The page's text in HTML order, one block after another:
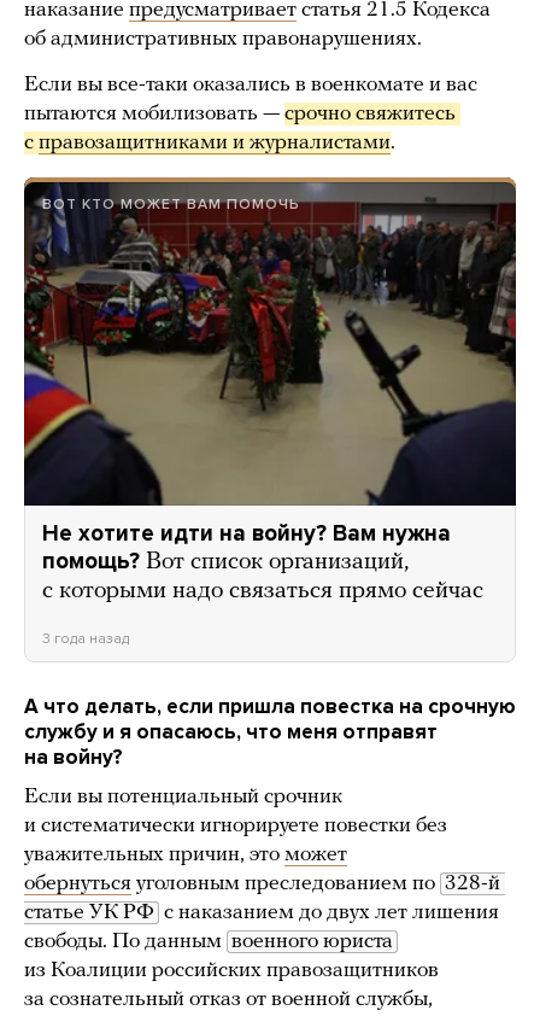
наказание предусматривает статья 21.5 Кодекса
об административных правонарушениях.
Если вы все-таки оказались в военкомате и вас
пытаются мобилизовать — срочно свяжитесь
с правозащитниками и журналистами.
ВОТ КТО МОЖЕТ ВАМ ПОМОЧЬ
Не хотите идти на войну? Вам нужна
помощь? Вот список организаций,
с которыми надо связаться прямо сейчас
3 года назад
А что делать, если пришла повестка на срочную
службу и я опасаюсь, что меня отправят
на войну?
Если вы потенциальный срочник
и систематически игнорируете повестки без
уважительных причин, это может
обернуться уголовным преследованием по 328-й
статье УК РФ с наказанием до двух лет лишения
свободы. По данным военного юриста
из Коалиции российских правозащитников
за сознательный отказ от военной службы,